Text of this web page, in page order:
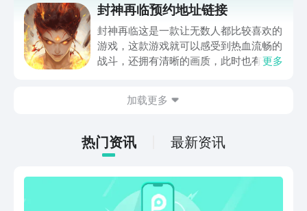
再临预约链接，在看到PV之后都对这游
戏产生了浓厚的兴趣，但是却不太清楚游
戏在哪里才能进行预约，下面就来分享一
下。
封神再临预约地址链接
封神再临这是一款让无数人都比较喜欢的
游戏，这款游戏就可以感受到热血流畅的
战斗，还拥有清晰的画质，此时也有一些
着小编一起来了解一下，在这款游戏中享
更多
加载更多
热门资讯 最新资讯